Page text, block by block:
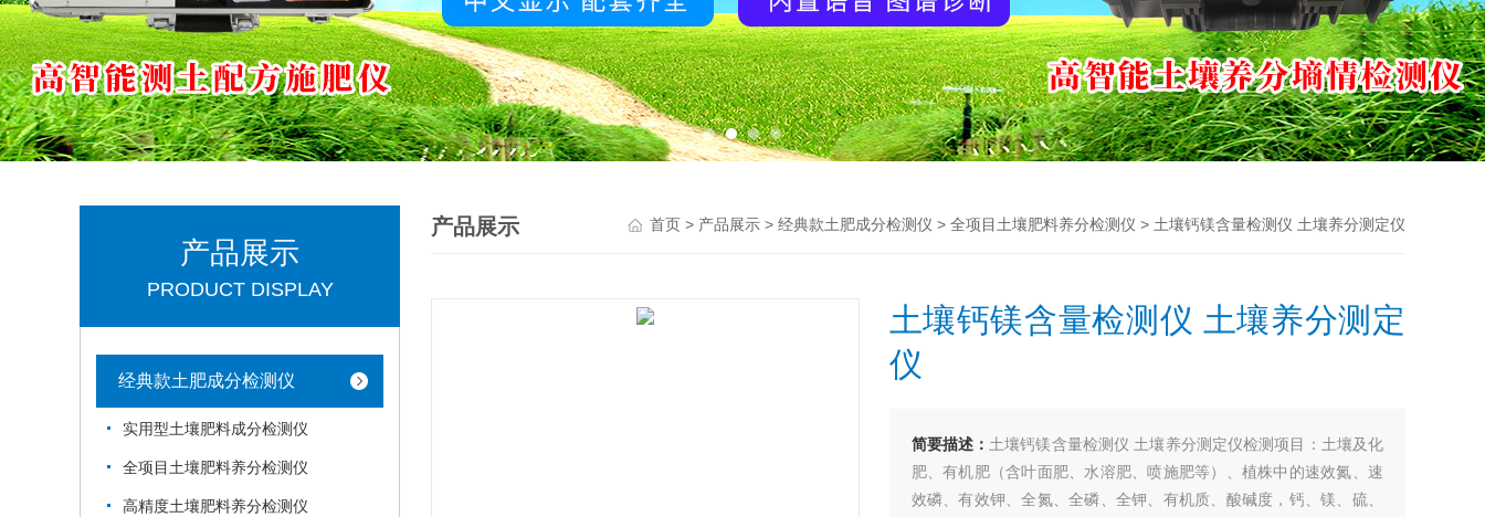
产品展示
PRODUCT DISPLAY
经典款土肥成分检测仪
实用型土壤肥料成分检测仪
全项目土壤肥料养分检测仪
高精度土壤肥料养分检测仪
产品展示 首页 > 产品展示 > 经典款土肥成分检测仪 > 全项目土壤肥料养分检测仪 > 土壤钙镁含量检测仪 土壤养分测定仪
土壤钙镁含量检测仪 土壤养分测定
仪
简要描述： 土壤钙镁含量检测仪 土壤养分测定仪检测项目：土壤及化
肥、有机肥（含叶面肥、水溶肥、喷施肥等）、植株中的速效氮、速
效磷、有效钾、全氮、全磷、全钾、有机质、酸碱度，钙、镁、硫、